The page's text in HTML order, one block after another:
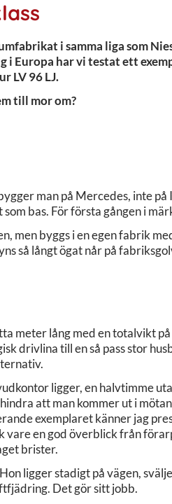
i samma liga som
Europa har vi testat ett
LV 96 LJ.
till mor om?
man på Mercedes, inte
bas. För första gången i
men byggs i en egen fabrik
så långt ögat når på
meter lång med en totalvikt
drivlina till en så pass stor
ligger, en halvtimme
att man kommer ut i
exemplaret känner jag
en god överblick från
brister.
ligger stadigt på vägen,
Det gör sitt jobb.